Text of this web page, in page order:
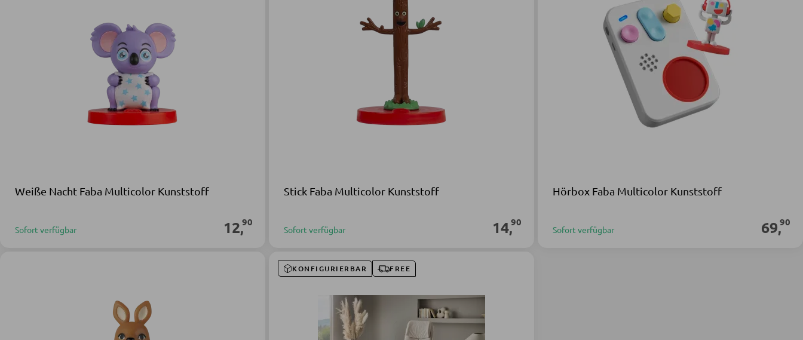
Weiße Nacht Faba Multicolor Kunststoff
Sofort verfügbar 12,90
Stick Faba Multicolor Kunststoff
Sofort verfügbar 14,90
Hörbox Faba Multicolor Kunststoff
Sofort verfügbar 69,90
KONFIGURIERBAR FREE